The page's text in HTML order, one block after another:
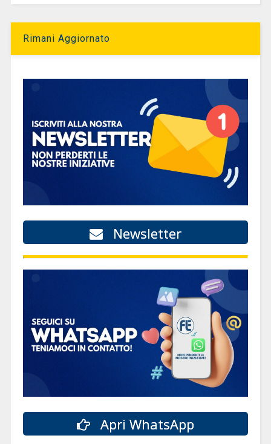
Rimani Aggiornato
Newsletter
Apri WhatsApp